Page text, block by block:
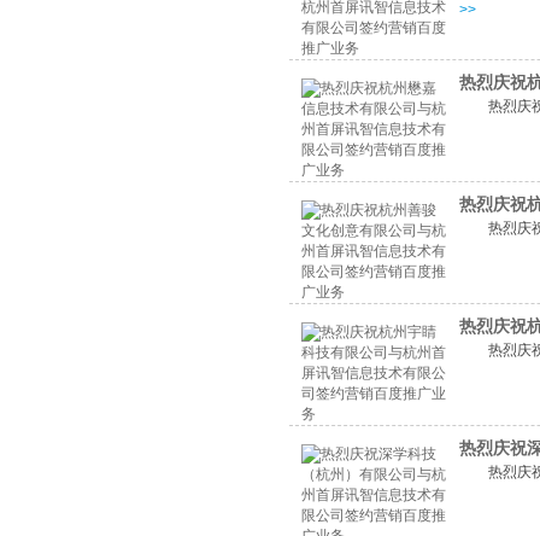
>>
热烈庆祝
热烈庆
热烈庆祝
热烈庆
热烈庆祝
热烈庆
热烈庆祝
热烈庆